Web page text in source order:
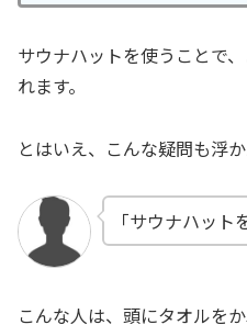
サウナハットを使うことで
れます。
とはいえ、こんな疑問も浮か
「サウナハッ
こんな人は、頭にタオルを